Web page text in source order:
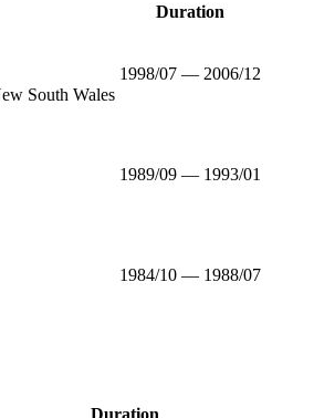
Duration
South Wales
1998/07 — 2006/12
1989/09 — 1993/01
1984/10 — 1988/07
Duration